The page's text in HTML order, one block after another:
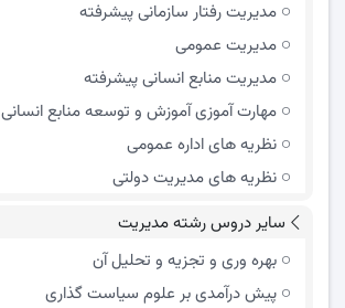
مدیریت رفتار سازمانی پیشرفته
مدیریت عمومی
مدیریت منابع انسانی پیشرفته
مهارت آموزی آموزش و توسعه منابع انسانی
نظریه های اداره عمومی
نظریه های مدیریت دولتی
سایر دروس رشته مدیریت
بهره وری و تجزیه و تحلیل آن
پیش درآمدی بر علوم سیاست گذاری